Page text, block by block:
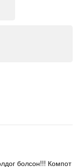
болсон!!! Компот